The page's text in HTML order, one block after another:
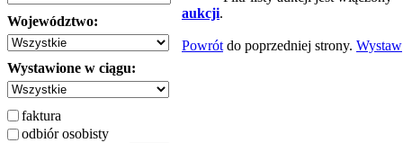
Województwo:
Wystawione w ciągu:
faktura
odbiór osobisty
aukcji.
Powrót do poprzedniej strony. Wystaw